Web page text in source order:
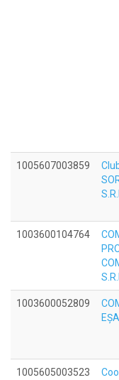
1005607003859
S.R.L
1003600104764
S.R.L
1003600052809
1005605003523